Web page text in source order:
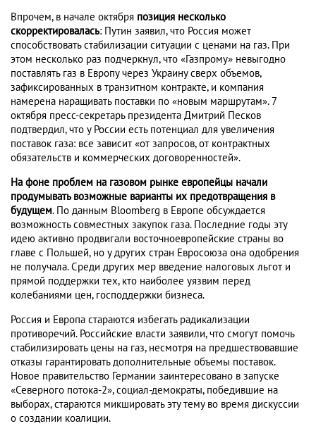
Впрочем, в начале октября позиция несколько
скорректировалась: Путин заявил, что Россия может
способствовать стабилизации ситуации с ценами на газ. При
этом несколько раз подчеркнул, что «Газпрому» невыгодно
поставлять газ в Европу через Украину сверх объемов,
зафиксированных в транзитном контракте, и компания
намерена наращивать поставки по «новым маршрутам». 7
октября пресс-секретарь президента Дмитрий Песков
подтвердил, что у России есть потенциал для увеличения
поставок газа: все зависит «от запросов, от контрактных
обязательств и коммерческих договоренностей».
На фоне проблем на газовом рынке европейцы начали
продумывать возможные варианты их предотвращения в
будущем. По данным Bloomberg в Европе обсуждается
возможность совместных закупок газа. Последние годы эту
идею активно продвигали восточноевропейские страны во
главе с Польшей, но у других стран Евросоюза она одобрения
не получала. Среди других мер введение налоговых льгот и
прямой поддержки тех, кто наиболее уязвим перед
колебаниями цен, господдержки бизнеса.
Россия и Европа стараются избегать радикализации
противоречий. Российские власти заявили, что смогут помочь
стабилизировать цены на газ, несмотря на предшествовавшие
отказы гарантировать дополнительные объемы поставок.
Новое правительство Германии заинтересовано в запуске
«Северного потока-2», социал-демократы, победившие на
выборах, стараются микшировать эту тему во время дискуссии
о создании коалиции.